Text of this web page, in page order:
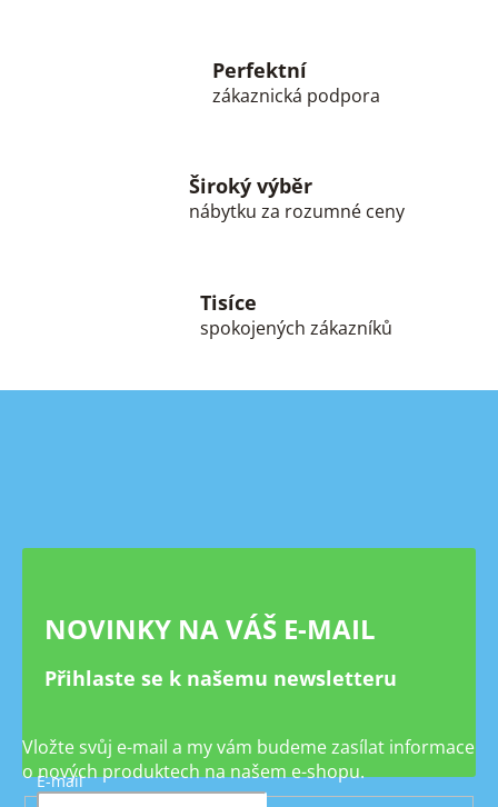
Perfektní
zákaznická podpora
Široký výběr
nábytku za rozumné ceny
Tisíce
spokojených zákazníků
Z
NOVINKY NA VÁŠ E-MAIL
Přihlaste se k našemu newsletteru
Vložte svůj e-mail a my vám budeme zasílat informace
o nových produktech na našem e-shopu.
E-mail